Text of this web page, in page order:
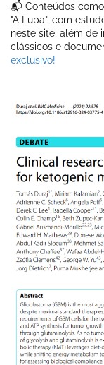
📬 Conteúdos
"A Lupa", com
neste site, além de
clássicos e
exclusivo!